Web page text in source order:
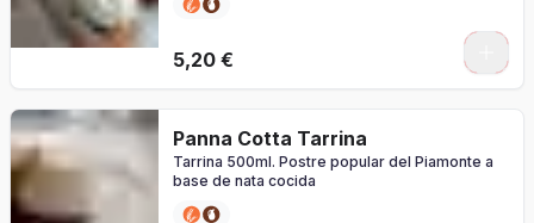
5,20 €
Panna Cotta Tarrina
Tarrina 500ml. Postre popular del Piamonte a
base de nata cocida